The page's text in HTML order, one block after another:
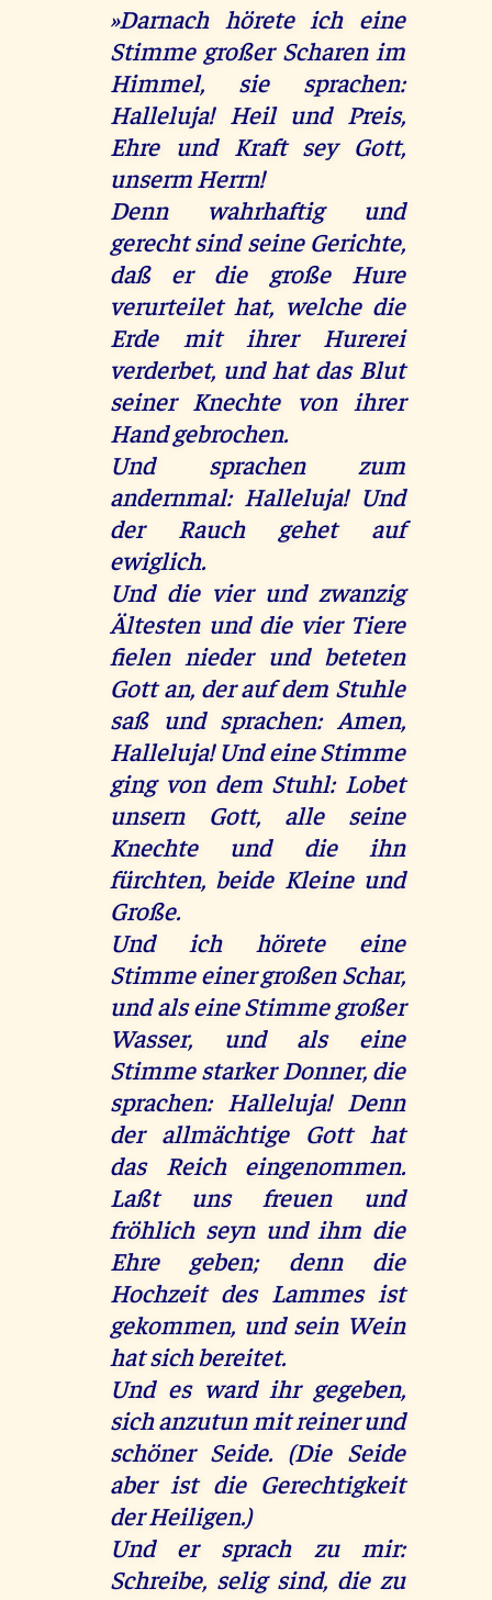
»Darnach hörete ich eine
Stimme großer Scharen im
Himmel, sie sprachen:
Halleluja! Heil und Preis,
Ehre und Kraft sey Gott,
unserm Herrn!
Denn wahrhaftig und
gerecht sind seine Gerichte,
daß er die große Hure
verurteilet hat, welche die
Erde mit ihrer Hurerei
verderbet, und hat das Blut
seiner Knechte von ihrer
Hand gebrochen.
Und sprachen zum
andernmal: Halleluja! Und
der Rauch gehet auf
ewiglich.
Und die vier und zwanzig
Ältesten und die vier Tiere
fielen nieder und beteten
Gott an, der auf dem Stuhle
saß und sprachen: Amen,
Halleluja! Und eine Stimme
ging von dem Stuhl: Lobet
unsern Gott, alle seine
Knechte und die ihn
fürchten, beide Kleine und
Große.
Und ich hörete eine
Stimme einer großen Schar,
und als eine Stimme großer
Wasser, und als eine
Stimme starker Donner, die
sprachen: Halleluja! Denn
der allmächtige Gott hat
das Reich eingenommen.
Laßt uns freuen und
fröhlich seyn und ihm die
Ehre geben; denn die
Hochzeit des Lammes ist
gekommen, und sein Wein
hat sich bereitet.
Und es ward ihr gegeben,
sich anzutun mit reiner und
schöner Seide. (Die Seide
aber ist die Gerechtigkeit
der Heiligen.)
Und er sprach zu mir:
Schreibe, selig sind, die zu